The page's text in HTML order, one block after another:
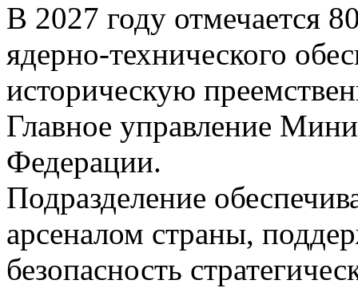
В 2027 году отмечается
ядерно-технического
историческую
Главное управление
Федерации.
Подразделение
арсеналом страны,
безопасность